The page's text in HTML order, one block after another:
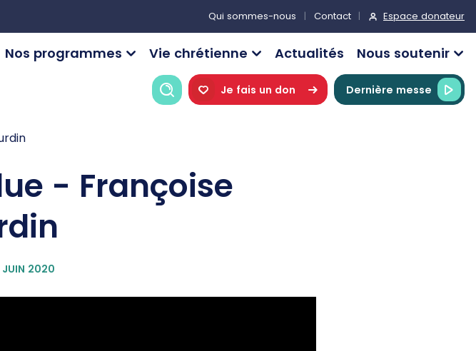
Qui sommes-nous Contact Espace donateur
Nos programmes Vie chrétienne Actualités Nous soutenir
RechercheJe fais un don Dernière messe
- Françoise
JUIN 2020